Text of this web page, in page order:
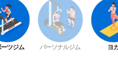
ーツジム パーソナルジム ヨ